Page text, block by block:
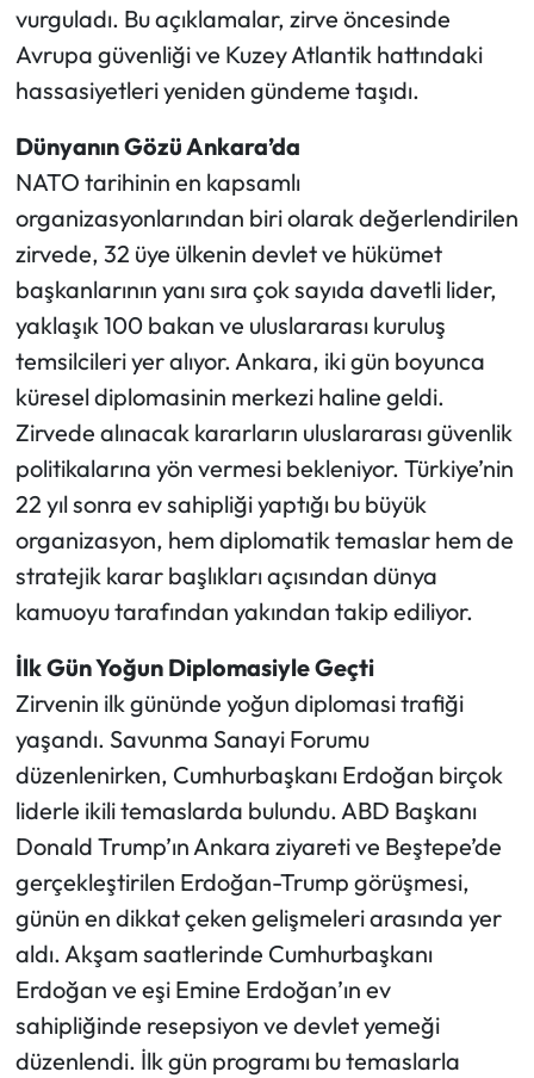
vurguladı. Bu açıklamalar, zirve öncesinde
Avrupa güvenliği ve Kuzey Atlantik hattındaki
hassasiyetleri yeniden gündeme taşıdı.
Dünyanın Gözü Ankara’da
NATO tarihinin en kapsamlı
organizasyonlarından biri olarak değerlendirilen
zirvede, 32 üye ülkenin devlet ve hükümet
başkanlarının yanı sıra çok sayıda davetli lider,
yaklaşık 100 bakan ve uluslararası kuruluş
temsilcileri yer alıyor. Ankara, iki gün boyunca
küresel diplomasinin merkezi haline geldi.
Zirvede alınacak kararların uluslararası güvenlik
politikalarına yön vermesi bekleniyor. Türkiye’nin
22 yıl sonra ev sahipliği yaptığı bu büyük
organizasyon, hem diplomatik temaslar hem de
stratejik karar başlıkları açısından dünya
kamuoyu tarafından yakından takip ediliyor.
İlk Gün Yoğun Diplomasiyle Geçti
Zirvenin ilk gününde yoğun diplomasi trafiği
yaşandı. Savunma Sanayi Forumu
düzenlenirken, Cumhurbaşkanı Erdoğan birçok
liderle ikili temaslarda bulundu. ABD Başkanı
Donald Trump’ın Ankara ziyareti ve Beştepe’de
gerçekleştirilen Erdoğan-Trump görüşmesi,
günün en dikkat çeken gelişmeleri arasında yer
aldı. Akşam saatlerinde Cumhurbaşkanı
Erdoğan ve eşi Emine Erdoğan’ın ev
sahipliğinde resepsiyon ve devlet yemeği
düzenlendi. İlk gün programı bu temaslarla